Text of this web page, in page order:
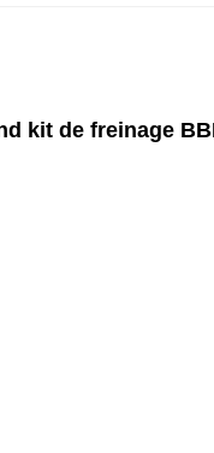
kit de freinage